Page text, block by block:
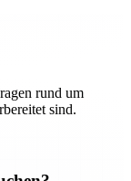
rund um
sind.